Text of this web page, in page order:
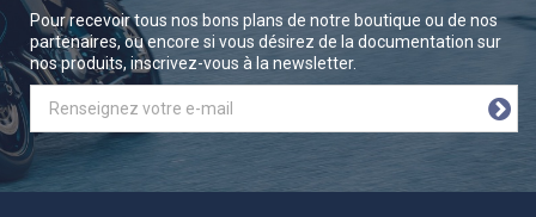
Pour recevoir tous nos bons plans de notre boutique ou de nos
partenaires, ou encore si vous désirez de la documentation sur
nos produits, inscrivez-vous à la newsletter.